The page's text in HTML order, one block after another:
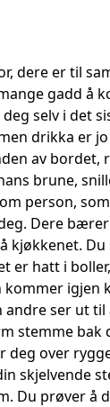
dere er til
gadd å
selv i det
drikka er
av bordet,
brune,
person,
Dere
kjøkkenet.
er hatt i
igjen
ser ut til
stemme bak
deg over
skjelvende
Du prøver å